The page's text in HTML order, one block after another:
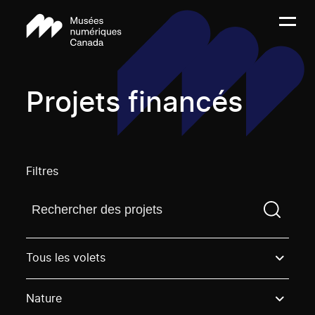
Projets financés
Filtres
Trouvez un projetVous devez saisir un terme de
Tous les volets
Nature